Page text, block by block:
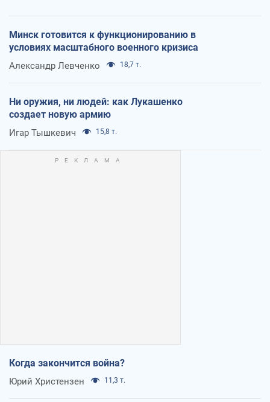
Минск готовится к функционированию в
условиях масштабного военного кризиса
Александр Левченко 18,7 т.
Ни оружия, ни людей: как Лукашенко
создает новую армию
Игар Тышкевич 15,8 т.
Когда закончится война?
Юрий Христензен 11,3 т.